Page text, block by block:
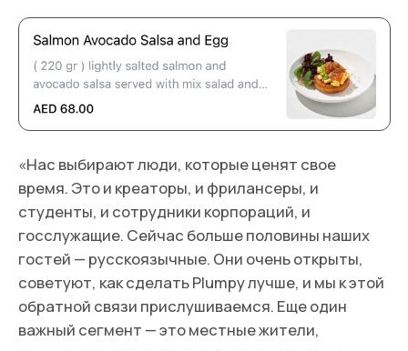
БЮДЖЕТ НА ОТКРЫТИЕ ПРОЕКТА В
ДУБАЕ — ЭТО БЮДЖЕТ НА ОТКРЫТИЕ
В МОСКВЕ, УМНОЖЕННЫЙ НА ТРИ
По мнению Александра, главное, что нужно знать
при запуске проекта в Дубае, — ничего не будет
сделано вовремя. Открытие Plumpy задержалось
на четыре месяца. Хотя дубайский рынок и
активно развивается, но пока к скоростям Москвы
или Петербурга он не готов. Рынку мешают
бюрократические процессы и манера ведения
бизнеса в стиле «никуда не спешим».
«В Дубае ресторанный сегмент устроен сложнее,